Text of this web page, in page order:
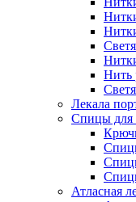
Нить
Лекала
Спицы для
Атласная